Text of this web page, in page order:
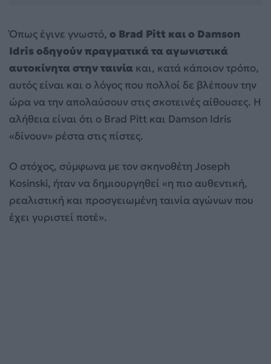
Όπως έγινε γνωστό, ο Brad Pitt και ο Damson
Idris οδηγούν πραγματικά τα αγωνιστικά
αυτοκίνητα στην ταινία και, κατά κάποιον τρόπο,
αυτός είναι και ο λόγος που πολλοί δε βλέπουν την
ώρα να την απολαύσουν στις σκοτεινές αίθουσες. Η
αλήθεια είναι ότι ο Brad Pitt και Damson Idris
«δίνουν» ρέστα στις πίστες.
Ο στόχος, σύμφωνα με τον σκηνοθέτη Joseph
Kosinski, ήταν να δημιουργηθεί «η πιο αυθεντική,
ρεαλιστική και προσγειωμένη ταινία αγώνων που
έχει γυριστεί ποτέ».